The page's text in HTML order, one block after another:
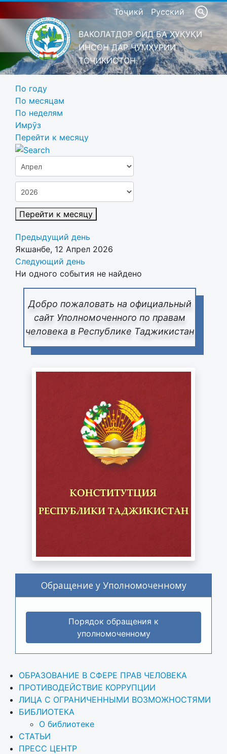
Тоҷикӣ Русский
ВАКОЛАТДОР ОИД БА ҲУҚУҚИ
ИНСОН ДАР ҶУМҲУРИИ
ТОҶИКИСТОН
Добро пожаловать на официальный
сайт Уполномоченного по правам
человека в Республике Таджикистан
Обращение у Уполномоченному
Порядок обращения к
уполномоченному
ОБРАЗОВАНИЕ В СФЕРЕ ПРАВ ЧЕЛОВЕКА
ПРОТИВОДЕЙСТВИЕ КОРРУПЦИИ
ЛИЦА С ОГРАНИЧЕННЫМИ ВОЗМОЖНОСТЯМИ
БИБЛИОТЕКА
О библиотеке
СТАТЬИ
ПРЕСС ЦЕНТР
По году
По месяцам
По неделям
Имрӯз
Перейти к месяцу
Перейти к месяцу
Предыдущий день
Якшанбе, 12 Апрел 2026
Следующий день
Ни одного события не найдено